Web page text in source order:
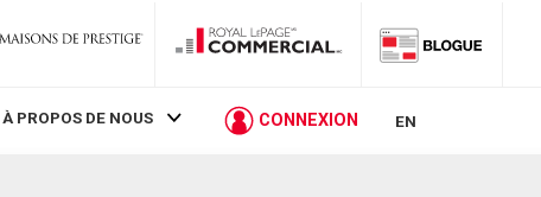
À PROPOS DE NOUS CONNEXION EN